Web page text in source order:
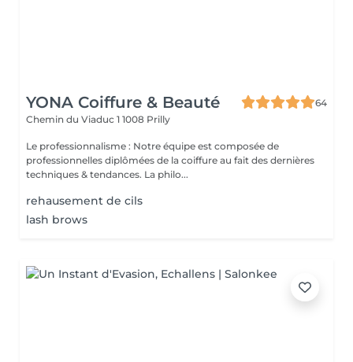
YONA Coiffure & Beauté
64
Chemin du Viaduc 1 1008 Prilly
Le professionnalisme : Notre équipe est composée de
professionnelles diplômées de la coiffure au fait des dernières
techniques & tendances. La philo...
rehausement de cils
lash brows